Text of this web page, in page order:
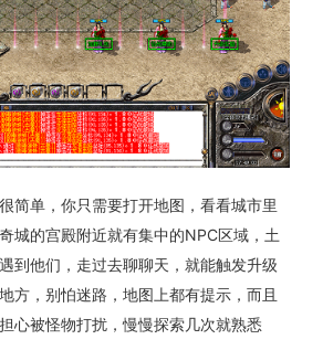
简单，你只需要打开地图，看看城市里
城的宫殿附近就有集中的NPC区域，土
到他们，走过去聊聊天，就能触发升级
方，别怕迷路，地图上都有提示，而且
心被怪物打扰，慢慢探索几次就熟悉